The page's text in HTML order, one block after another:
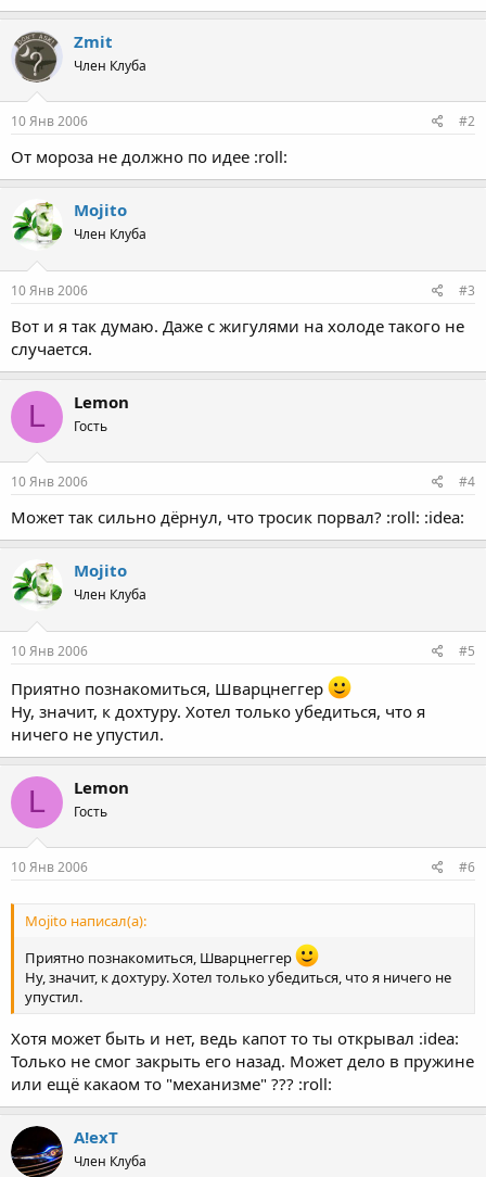
Zmit
Член Клуба
10 Янв 2006 #2
От мороза не должно по идее :roll:
Mojito
Член Клуба
10 Янв 2006 #3
Вот и я так думаю. Даже с жигулями на холоде такого не
случается.
L Lemon
Гость
10 Янв 2006 #4
Может так сильно дёрнул, что тросик порвал? :roll: :idea:
Mojito
Член Клуба
10 Янв 2006 #5
Приятно познакомиться, Шварцнеггер
Ну, значит, к дохтуру. Хотел только убедиться, что я
ничего не упустил.
L Lemon
Гость
10 Янв 2006 #6
Mojito написал(а):
Приятно познакомиться, Шварцнеггер
Ну, значит, к дохтуру. Хотел только убедиться, что я ничего не
упустил.
Хотя может быть и нет, ведь капот то ты открывал :idea:
Только не смог закрыть его назад. Может дело в пружине
или ещё какаом то "механизме" ??? :roll:
A!exT
Член Клуба